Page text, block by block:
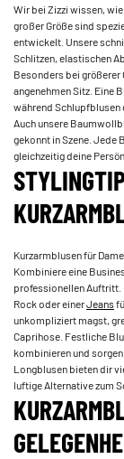
Wir bei Zizzi wissen,
großer Größe sind
entwickelt. Unsere
Schlitzen, elastischen
Besonders bei größerer
angenehmen Sitz. Eine
während Schlupfblusen
Auch unsere
gekonnt in Szene. Jede
gleichzeitig deine
Kurzarmblusen für
Kombiniere eine
professionellen Auftritt.
Rock oder einerJeans
unkompliziert magst,
Caprihose. Festliche
kombinieren und
Longblusen bieten dir
luftige Alternative zum